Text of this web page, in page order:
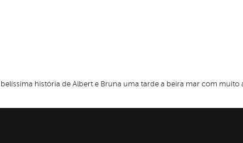
história de Albert e Bruna uma tarde a beira mar com muito